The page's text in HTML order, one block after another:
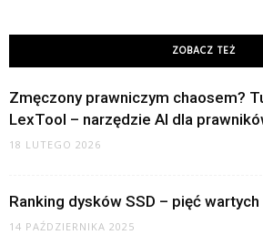
ZOBACZ TEŻ
Zmęczony prawniczym chaosem?
LexTool – narzędzie AI dla
18 LUTEGO 2026
Ranking dysków SSD – pięć
14 PAŹDZIERNIKA 2025